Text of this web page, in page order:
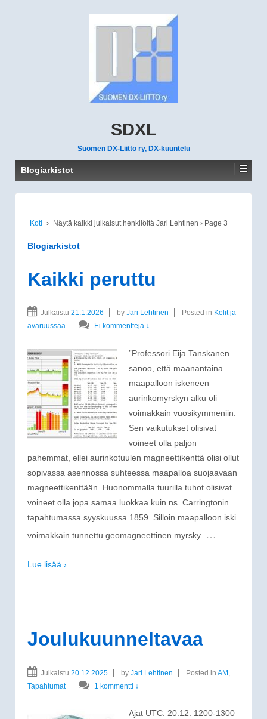
SDXL
Suomen DX-Liitto ry, DX-kuuntelu
Blogiarkistot
Koti › Näytä kaikki julkaisut henkilöltä Jari Lehtinen › Page 3
Blogiarkistot
Kaikki peruttu
Julkaistu 21.1.2026 by Jari Lehtinen Posted in Kelit ja
avaruussää
Ei kommentteja ↓
”Professori Eija Tanskanen
sanoo, että maanantaina
maapalloon iskeneen
aurinkomyrskyn alku oli
voimakkain vuosikymmeniin.
Sen vaikutukset olisivat
voineet olla paljon
pahemmat, ellei aurinkotuulen magneettikenttä olisi ollut
sopivassa asennossa suhteessa maapalloa suojaavaan
magneettikenttään. Huonommalla tuurilla tuhot olisivat
voineet olla jopa samaa luokkaa kuin ns. Carringtonin
tapahtumassa syyskuussa 1859. Silloin maapalloon iski
voimakkain tunnettu geomagneettinen myrsky.
…
Lue lisää ›
Joulukuunneltavaa
Julkaistu 20.12.2025 by Jari Lehtinen Posted in AM ,
Tapahtumat
1 kommentti ↓
Ajat UTC. 20.12. 1200-1300